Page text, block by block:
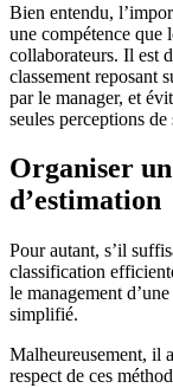
Bien entendu,
une compétence que
collaborateurs. Il est
classement reposant
par le manager, et
seules perceptions
Organiser
d’estimation
Pour autant, s’il
classification
le management
simplifié.
Malheureusement, il
respect de ces